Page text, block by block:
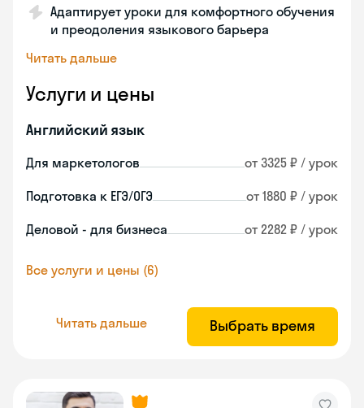
Адаптирует уроки для комфортного обучения
и преодоления языкового барьера
Читать дальше
Услуги и цены
Английский язык
Для маркетологов от 3325 ₽ / урок
Подготовка к ЕГЭ/ОГЭ от 1880 ₽ / урок
Деловой - для бизнеса от 2282 ₽ / урок
Все услуги и цены (6)
Читать дальше Выбрать время